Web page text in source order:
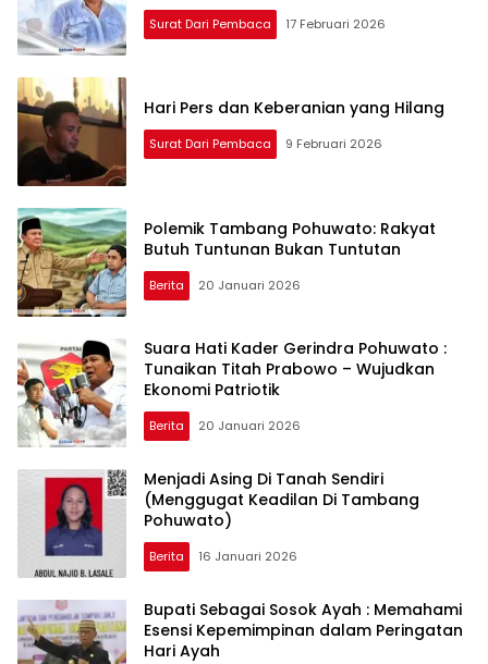
Surat Dari Pembaca 17 Februari 2026
Hari Pers dan Keberanian yang Hilang
Surat Dari Pembaca 9 Februari 2026
Polemik Tambang Pohuwato: Rakyat
Butuh Tuntunan Bukan Tuntutan
Berita 20 Januari 2026
Suara Hati Kader Gerindra Pohuwato :
Tunaikan Titah Prabowo – Wujudkan
Ekonomi Patriotik
Berita 20 Januari 2026
Menjadi Asing Di Tanah Sendiri
(Menggugat Keadilan Di Tambang
Pohuwato)
Berita 16 Januari 2026
Bupati Sebagai Sosok Ayah : Memahami
Esensi Kepemimpinan dalam Peringatan
Hari Ayah